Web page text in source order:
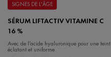
SIGNES DE L'ÂGE
SÉRUM LIFTACTIV VITAMINE C
16 %
Avec de l’acide hyaluronique pour une teint
éclatant et uniforme